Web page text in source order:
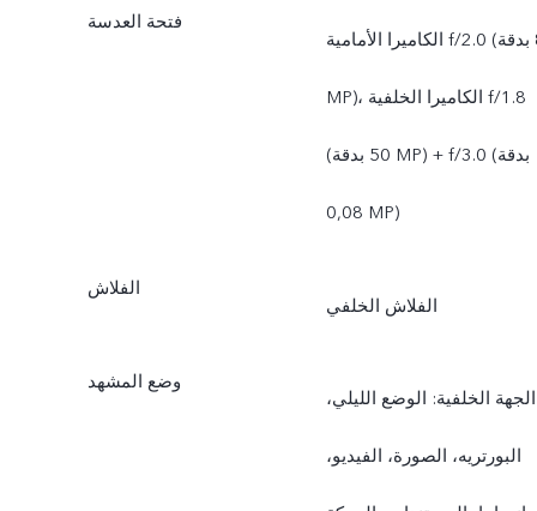
فتحة العدسة
الكاميرا الأمامية f/2.0 (بدقة ‎8
MP)، الكاميرا الخلفية f/1.8
(بدقة ‎50 MP) + f/3.0 ‏(بدقة
‎0,08 MP)
الفلاش
الفلاش الخلفي
وضع المشهد
الجهة الخلفية: الوضع الليلي،
البورتريه، الصورة، الفيديو،